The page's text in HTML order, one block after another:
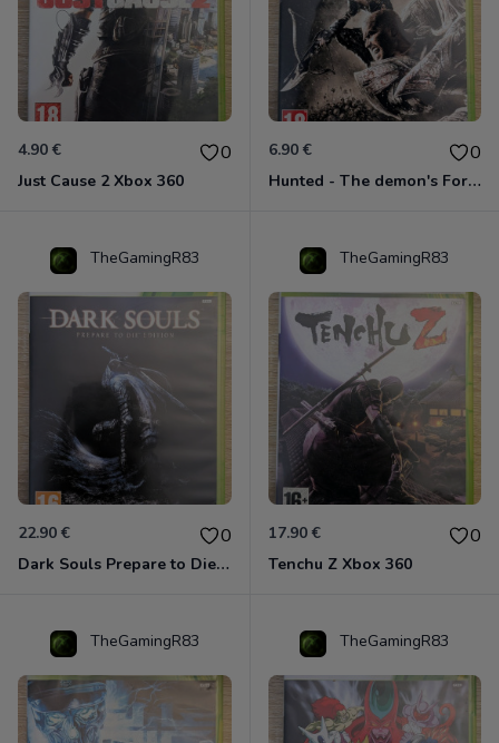
4.90 € 0
Just Cause 2 Xbox 360
6.90 € 0
Hunted - The demon's Forge Xbox 360 (Complet CIB)
TheGamingR83
22.90 € 0
Dark Souls Prepare to Die Edition XBOX 360
TheGamingR83
17.90 € 0
Tenchu Z Xbox 360
TheGamingR83 TheGamingR83